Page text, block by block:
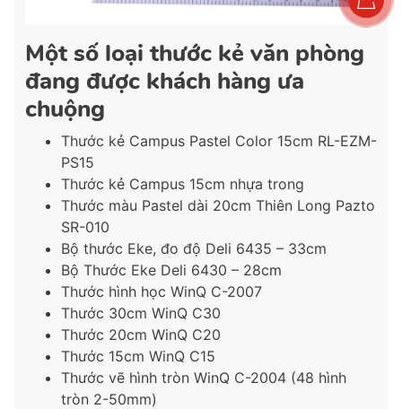
Một số loại thước kẻ văn phòng
đang được khách hàng ưa
chuộng
Thước kẻ Campus Pastel Color 15cm RL-EZM-
PS15
Thước kẻ Campus 15cm nhựa trong
Thước màu Pastel dài 20cm Thiên Long Pazto
SR-010
Bộ thước Eke, đo độ Deli 6435 – 33cm
Bộ Thước Eke Deli 6430 – 28cm
Thước hình học WinQ C-2007
Thước 30cm WinQ C30
Thước 20cm WinQ C20
Thước 15cm WinQ C15
Thước vẽ hình tròn WinQ C-2004 (48 hình
tròn 2-50mm)